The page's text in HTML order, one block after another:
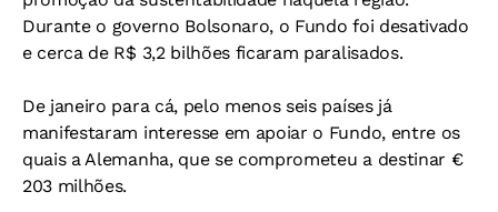
Durante o governo Bolsonaro, o Fundo foi desativado
e cerca de R$ 3,2 bilhões ficaram paralisados.
De janeiro para cá, pelo menos seis países já
manifestaram interesse em apoiar o Fundo, entre os
quais a Alemanha, que se comprometeu a destinar €
203 milhões.